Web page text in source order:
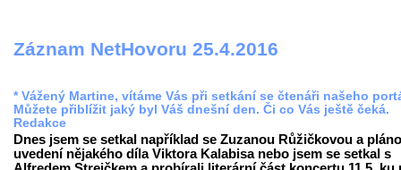
Záznam NetHovoru 25.4.2016
* Vážený Martine, vítáme Vás při setkání se čtenáři našeho
Můžete přiblížit jaký byl Váš dnešní den. Či co Vás ještě čeká.
Redakce
Dnes jsem se setkal například se Zuzanou Růžičkovou a
uvedení nějakého díla Viktora Kalabisa nebo jsem se setkal s